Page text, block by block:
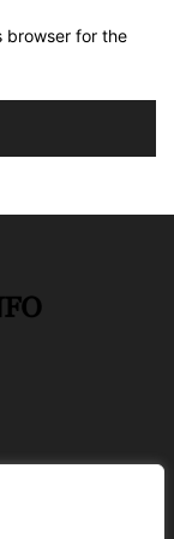
browser for the